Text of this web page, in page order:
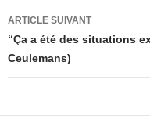
articles
ARTICLE SUIVANT
“Ça a été des situations
Ceulemans)